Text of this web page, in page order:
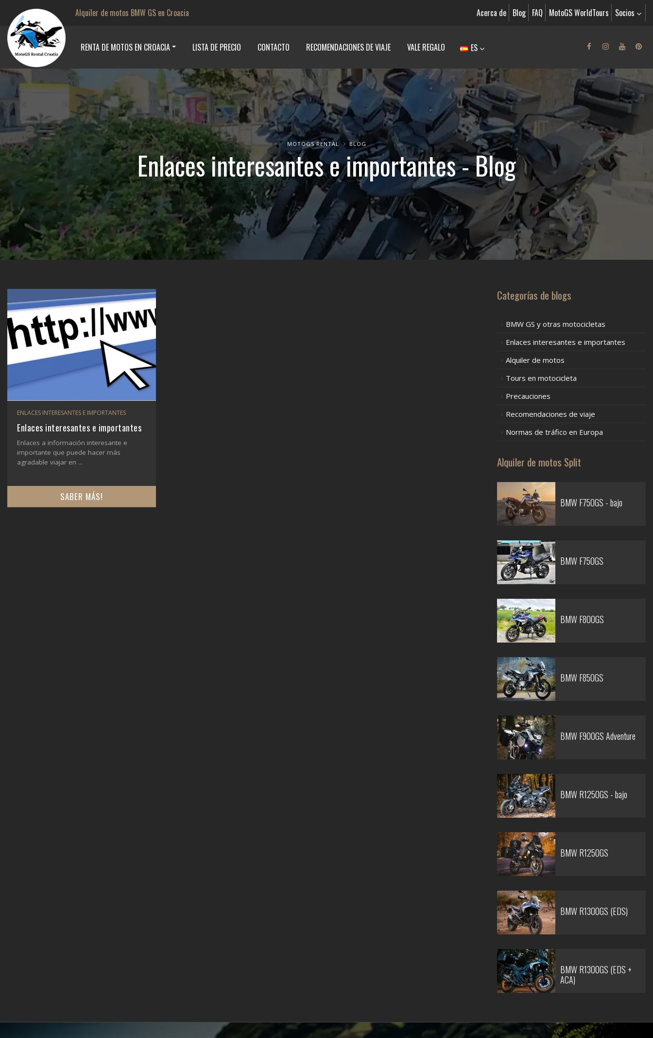
Alquiler de motos BMW GS en Croacia Acerca de Blog FAQ MotoGS WorldTours Socios
RENTA DE MOTOS EN CROACIA LISTA DE PRECIO CONTACTO RECOMENDACIONES DE VIAJE VALE REGALO ES
MOTOGS RENTAL BLOG
Enlaces interesantes e importantes - Blog
ENLACES INTERESANTES E IMPORTANTES
Enlaces interesantes e importantes
Enlaces a información interesante e
importante que puede hacer más
agradable viajar en ...
SABER MÁS!
Categorías de blogs
BMW GS y otras motocicletas
Enlaces interesantes e importantes
Alquiler de motos
Tours en motocicleta
Precauciones
Recomendaciones de viaje
Normas de tráfico en Europa
Alquiler de motos Split
BMW F750GS - bajo
BMW F750GS
BMW F800GS
BMW F850GS
BMW F900GS Adventure
BMW R1250GS - bajo
BMW R1250GS
BMW R1300GS (EDS)
BMW R1300GS (EDS +
ACA)